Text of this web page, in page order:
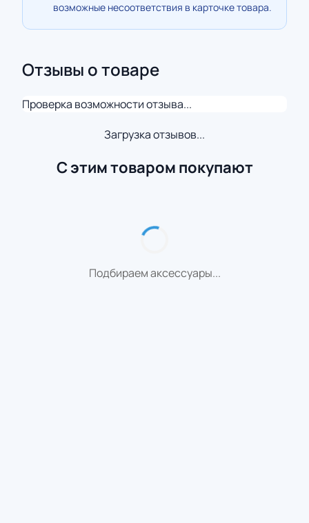
возможные несоответствия в карточке товара.
Отзывы о товаре
Проверка возможности отзыва...
Загрузка отзывов...
С этим товаром покупают
Подбираем аксессуары...